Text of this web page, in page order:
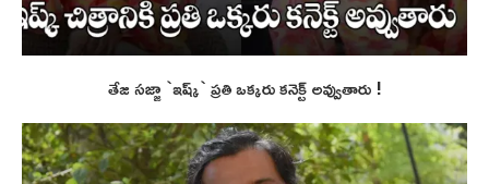
తేజ సజ్జా `ఇష్క్` ప్రతి ఒక్కరు కనెక్ట్ అవ్వుతారు !